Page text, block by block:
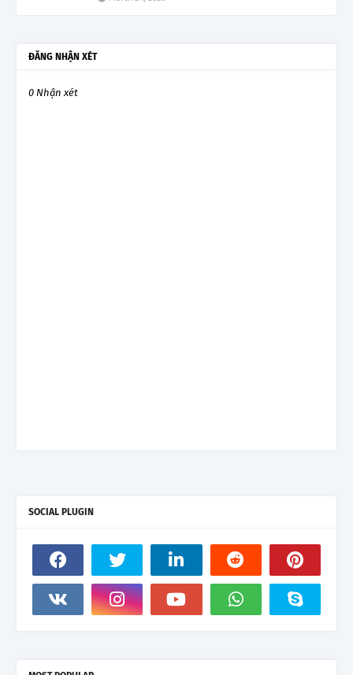
ĐĂNG NHẬN XÉT
0 Nhận xét
SOCIAL PLUGIN